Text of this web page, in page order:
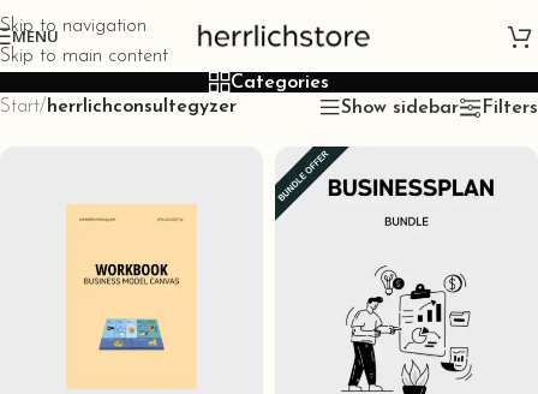
Skip to navigation
Skip to main content
MENU
Categories
Start/herrlichconsultegyzer Show sidebar Filters